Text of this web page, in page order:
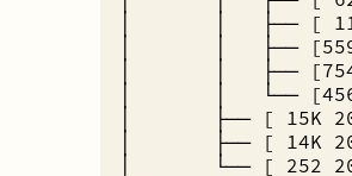
│ │ ├── [ 11M
│ │ ├── [559K
│ │ ├── [754K
│ │ └── [456K
│ ├── [ 15K
│ ├── [ 14K
│ └── [ 252